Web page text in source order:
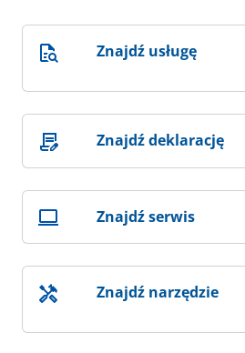
Znajdź usługę
Znajdź deklarację
Znajdź serwis
Znajdź narzędzie